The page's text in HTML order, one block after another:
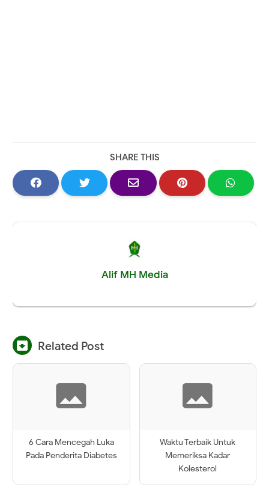
SHARE THIS
Alif MH Media
 Related Post
6 Cara Mencegah Luka
Pada Penderita Diabetes
Waktu Terbaik Untuk
Memeriksa Kadar
Kolesterol